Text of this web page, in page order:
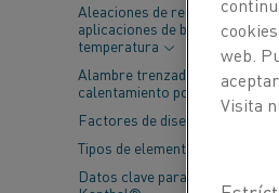
Aleaciones de resistencia para
aplicaciones de baja
temperatura
Alambre trenzado de
calentamiento por resistencia
Factores de diseño
Tipos de elementos
Datos clave para elementos
web.
Visita